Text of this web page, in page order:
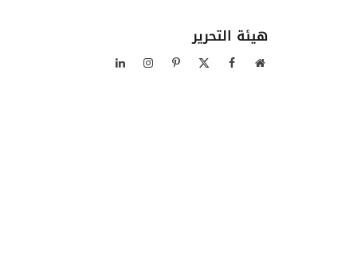
هيئة التحرير
موقع فيسبوك بينتيريستالانستغراملينكدإن